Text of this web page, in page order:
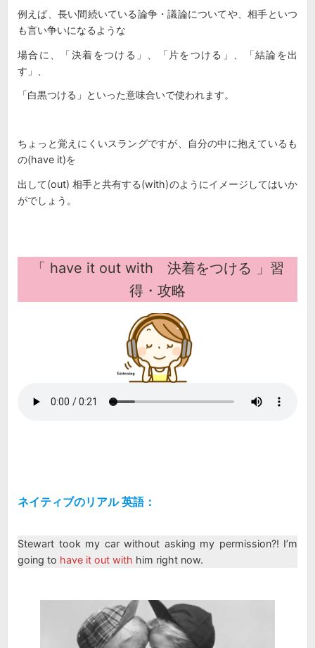
例えば、長い間続いている論争・議論についてや、相手といつ
も言い争いになるような
場合に、「決着をつける」、「片をつける」、「結論を出
す」、
「白黒つける」といった意味合いで使われます。
ちょっと覚えにくいスラングですが、自分の中に抱えているも
の(have it)を
出して(out) 相手と共有する(with)のようにイメージしてはいか
がでしょう。
「 have it out with 決着をつける
」習
得・攻略
ネイティブのリアル 英語：
Stewart took my car without asking my permission?! I’m
going to have it out with him right now.